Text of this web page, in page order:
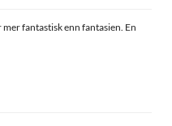
fantastisk enn fantasien. En